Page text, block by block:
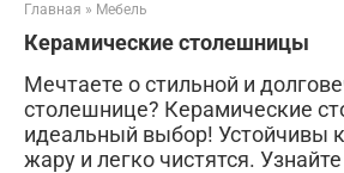
Главная » Мебель
Керамические столешницы
Мечтаете о стильной и
столешнице? Керамические
идеальный выбор! Устойчивы
жару и легко чистятся.